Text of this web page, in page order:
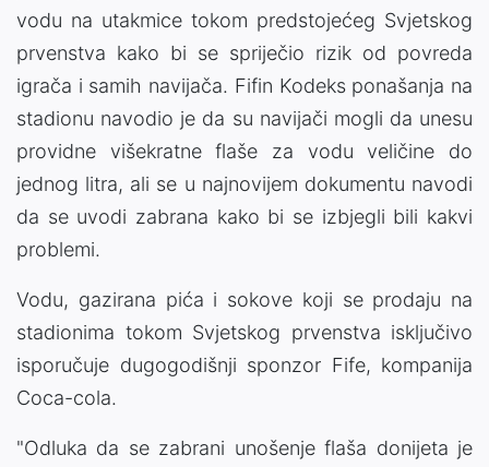
vodu na utakmice tokom predstojećeg Svjetskog
prvenstva kako bi se spriječio rizik od povreda
igrača i samih navijača. Fifin Kodeks ponašanja na
stadionu navodio je da su navijači mogli da unesu
providne višekratne flaše za vodu veličine do
jednog litra, ali se u najnovijem dokumentu navodi
da se uvodi zabrana kako bi se izbjegli bili kakvi
problemi.
Vodu, gazirana pića i sokove koji se prodaju na
stadionima tokom Svjetskog prvenstva isključivo
isporučuje dugogodišnji sponzor Fife, kompanija
Coca-cola.
"Odluka da se zabrani unošenje flaša donijeta je